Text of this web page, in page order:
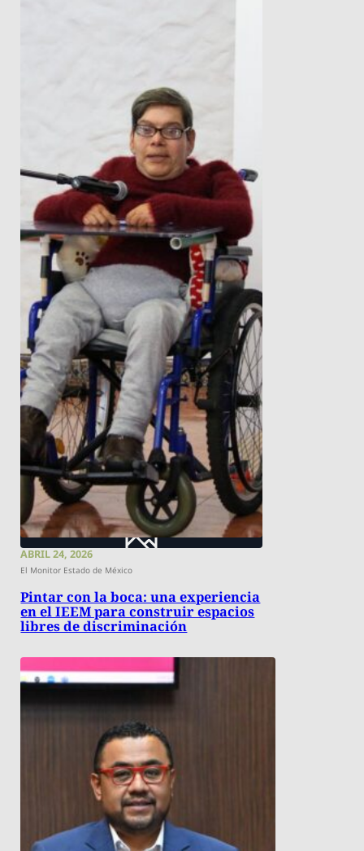
ABRIL 24, 2026
El Monitor Estado de México
Pintar con la boca: una experiencia
en el IEEM para construir espacios
libres de discriminación